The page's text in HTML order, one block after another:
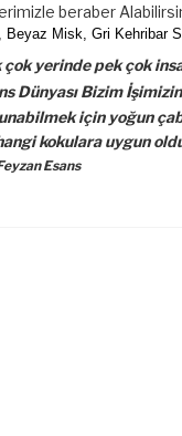
beraber
Beyaz Misk, Gri Kehribar S
yerinde pek çok
Dünyası Bizim
için yoğun
kokulara uygun
Esans